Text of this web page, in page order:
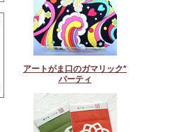
アートがま口のガマリック*
パーティ